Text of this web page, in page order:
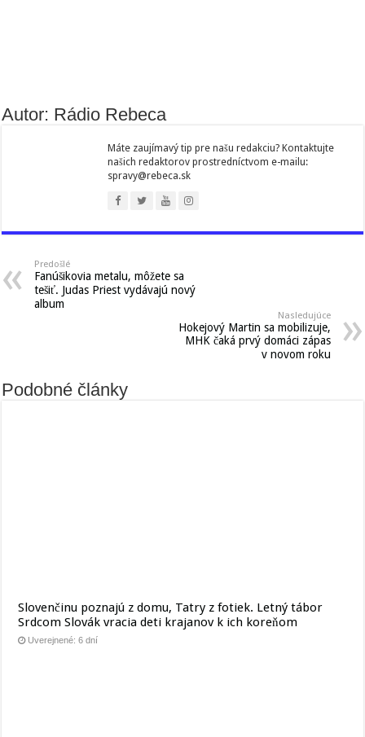
Autor: Rádio Rebeca
Máte zaujímavý tip pre našu redakciu? Kontaktujte
našich redaktorov prostredníctvom e-mailu:
spravy@rebeca.sk
Predošlé
Fanúšikovia metalu, môžete sa
tešiť. Judas Priest vydávajú nový
album
Nasledujúce
Hokejový Martin sa mobilizuje,
MHK čaká prvý domáci zápas
v novom roku
Podobné články
Slovenčinu poznajú z domu, Tatry z fotiek. Letný tábor
Srdcom Slovák vracia deti krajanov k ich koreňom
Uverejnené: 6 dní